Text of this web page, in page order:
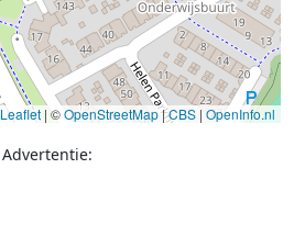
Leaflet | ©OpenStreetMap|CBS | OpenInfo.nl
Advertentie: